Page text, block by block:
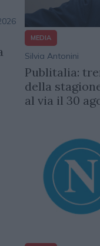
MEDIA
Silvia Antonini
Publitalia:
della
al via il 30